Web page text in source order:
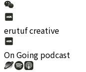
erutuf creative
On Going podcast